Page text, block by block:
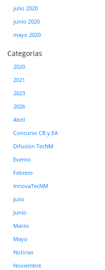
julio 2020
junio 2020
mayo 2020
Categorías
2020
2021
2023
2026
Abril
Concurso CB y EA
Difusión TecNM
Evento
Febrero
InnovaTecNM
Julio
Junio
Marzo
Mayo
Noticias
Noviembre